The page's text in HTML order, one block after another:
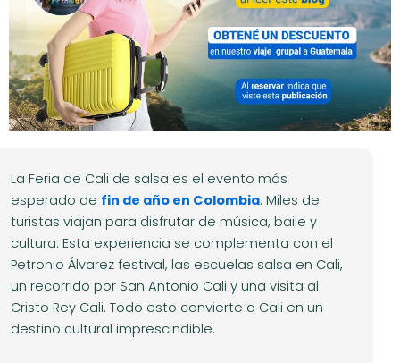
La Feria de Cali de salsa es el evento más
esperado de fin de año en Colombia. Miles de
turistas viajan para disfrutar de música, baile y
cultura. Esta experiencia se complementa con el
Petronio Álvarez festival, las escuelas salsa en Cali,
un recorrido por San Antonio Cali y una visita al
Cristo Rey Cali. Todo esto convierte a Cali en un
destino cultural imprescindible.